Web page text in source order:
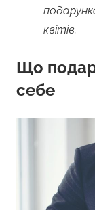
квітів.
Що
себе